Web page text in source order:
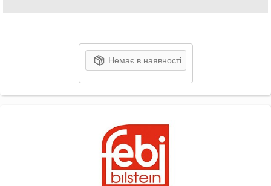
Немає в наявності